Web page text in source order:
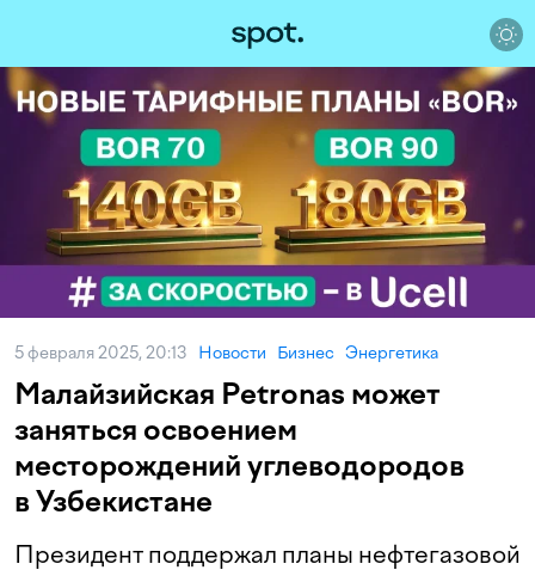
5 февраля 2025, 20:13 Новости Бизнес Энергетика
Малайзийская Petronas может
заняться освоением
месторождений углеводородов
в Узбекистане
Президент поддержал планы нефтегазовой